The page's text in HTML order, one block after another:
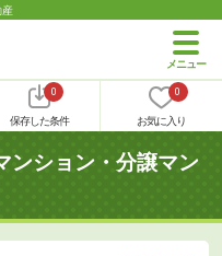
産
0
保存した条件
0
お気に入り
ンション・分譲マン